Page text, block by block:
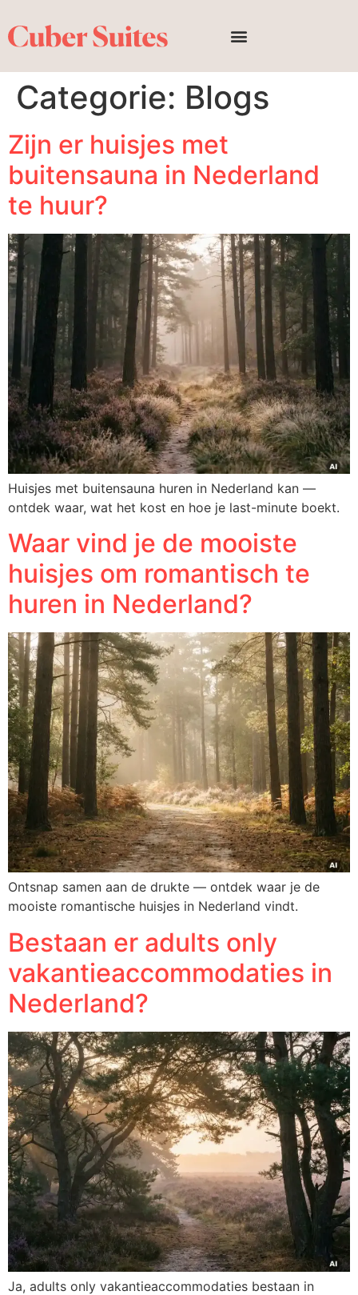
Categorie: Blogs
Zijn er huisjes met
buitensauna in Nederland
te huur?
Huisjes met buitensauna huren in Nederland kan —
ontdek waar, wat het kost en hoe je last-minute boekt.
Waar vind je de mooiste
huisjes om romantisch te
huren in Nederland?
Ontsnap samen aan de drukte — ontdek waar je de
mooiste romantische huisjes in Nederland vindt.
Bestaan er adults only
vakantieaccommodaties in
Nederland?
Ja, adults only vakantieaccommodaties bestaan in